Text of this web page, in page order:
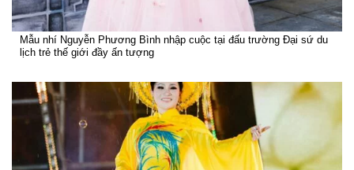
Mẫu nhí Nguyễn Phương Bình nhập cuộc tại đấu trường Đại sứ du
lịch trẻ thế giới đầy ấn tượng